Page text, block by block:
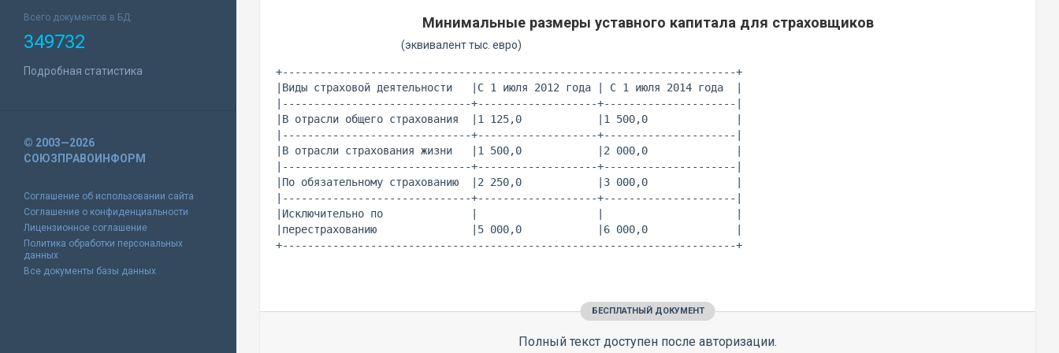
Всего документов в БД:
349732
Подробная статистика
© 2003—2026
СОЮЗПРАВОИНФОРМ
Соглашение об использовании сайта
Соглашение о конфиденциальности
Лицензионное соглашение
Политика обработки персональных
данных
Все документы базы данных
Минимальные размеры уставного капитала для страховщиков
(эквивалент тыс. евро)
+------------------------------------------------------------------------+
|Виды страховой деятельности   |С 1 июля 2012 года | С 1 июля 2014 года  |
|------------------------------+-------------------+---------------------|
|В отрасли общего страхования  |1 125,0            |1 500,0              |
|------------------------------+-------------------+---------------------|
|В отрасли страхования жизни   |1 500,0            |2 000,0              |
|------------------------------+-------------------+---------------------|
|По обязательному страхованию  |2 250,0            |3 000,0              |
|------------------------------+-------------------+---------------------|
|Исключительно по              |                   |                     |
|перестрахованию               |5 000,0            |6 000,0              |
БЕСПЛАТНЫЙ ДОКУМЕНТ
Полный текст доступен после авторизации.